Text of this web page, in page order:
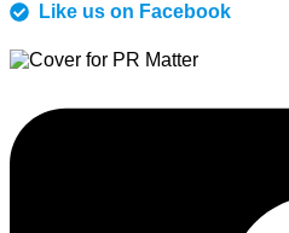
Like us on Facebook